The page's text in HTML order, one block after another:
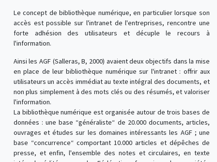
Le concept de bibliothèque numérique, en particulier lorsque son
accès est possible sur l'intranet de l'entreprises, rencontre une
forte adhésion des utilisateurs et décuple le recours à
l'information.
Ainsi les AGF (Salleras, B, 2000) avaient deux objectifs dans la mise
en place de leur bibliothèque numérique sur l'intranet : offrir aux
utilisateurs un accès immédiat au texte intégral des documents, et
non plus simplement à des mots clés ou des résumés, et valoriser
l'information.
La bibliothèque numérique est organisée autour de trois bases de
données : une base “généraliste“ de 20.000 documents, articles,
ouvrages et études sur les domaines intéressants les AGF ; une
base “concurrence“ comportant 10.000 articles et dépêches de
presse, et enfin, l'ensemble des notes et circulaires, en texte